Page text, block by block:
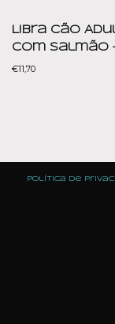
Libra Cão
com Salmão
€11,70
Política de